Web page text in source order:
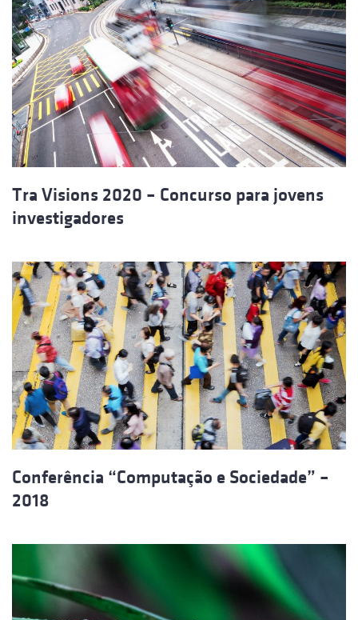
Tra Visions 2020 – Concurso para jovens
investigadores
Conferência “Computação e Sociedade” –
2018